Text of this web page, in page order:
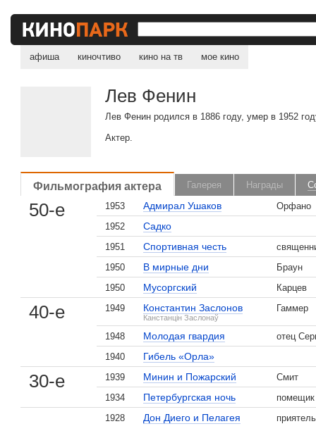
афиша киночтиво кино на тв мое кино
Лев Фенин
Лев Фенин родился в 1886 году, умер в 1952
Актер.
Фильмография актера Галерея Награды
50-е 1953 Адмирал Ушаков
Орфано
1952
Садко
1951 Спортивная честь
1950
В мирные дни
Браун
1950
Мусоргский Карцев
40-е 1949 Константин Заслонов
Канстанцін Заслонаў
Гаммер
1948 Молодая гвардия
отец
1940
Гибель «Орла»
30-е 1939 Минин и Пожарский
Смит
1934
Петербургская ночь
помещик
1928
Дон Диего и Пелагея
Лев Фенин на сайте Кино-Театр.ru
, поделитесь своим мнением